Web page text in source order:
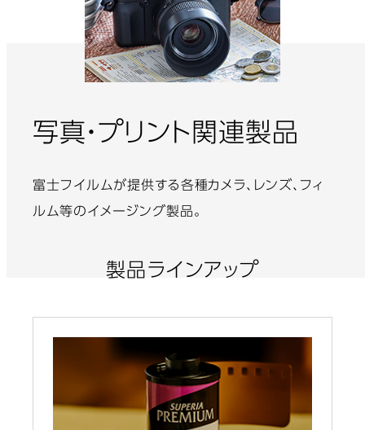
写真・プリント関連製品
富士フイルムが提供する各種カメラ、レンズ、フィ
ルム等のイメージング製品。
製品ラインアップ